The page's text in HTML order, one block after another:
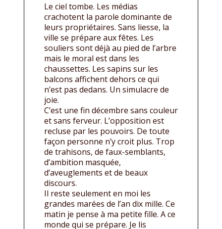
Le ciel tombe. Les médias
crachotent la parole dominante de
leurs propriétaires. Sans liesse, la
ville se prépare aux fêtes. Les
souliers sont déjà au pied de l’arbre
mais le moral est dans les
chaussettes. Les sapins sur les
balcons affichent dehors ce qui
n’est pas dedans. Un simulacre de
joie.
C’est une fin décembre sans couleur
et sans ferveur. L’opposition est
recluse par les pouvoirs. De toute
façon personne n’y croit plus. Trop
de trahisons, de faux-semblants,
d’ambition masquée,
d’aveuglements et de beaux
discours.
Il reste seulement en moi les
grandes marées de l’an dix mille. Ce
matin je pense à ma petite fille. A ce
monde qui se prépare. Je lis